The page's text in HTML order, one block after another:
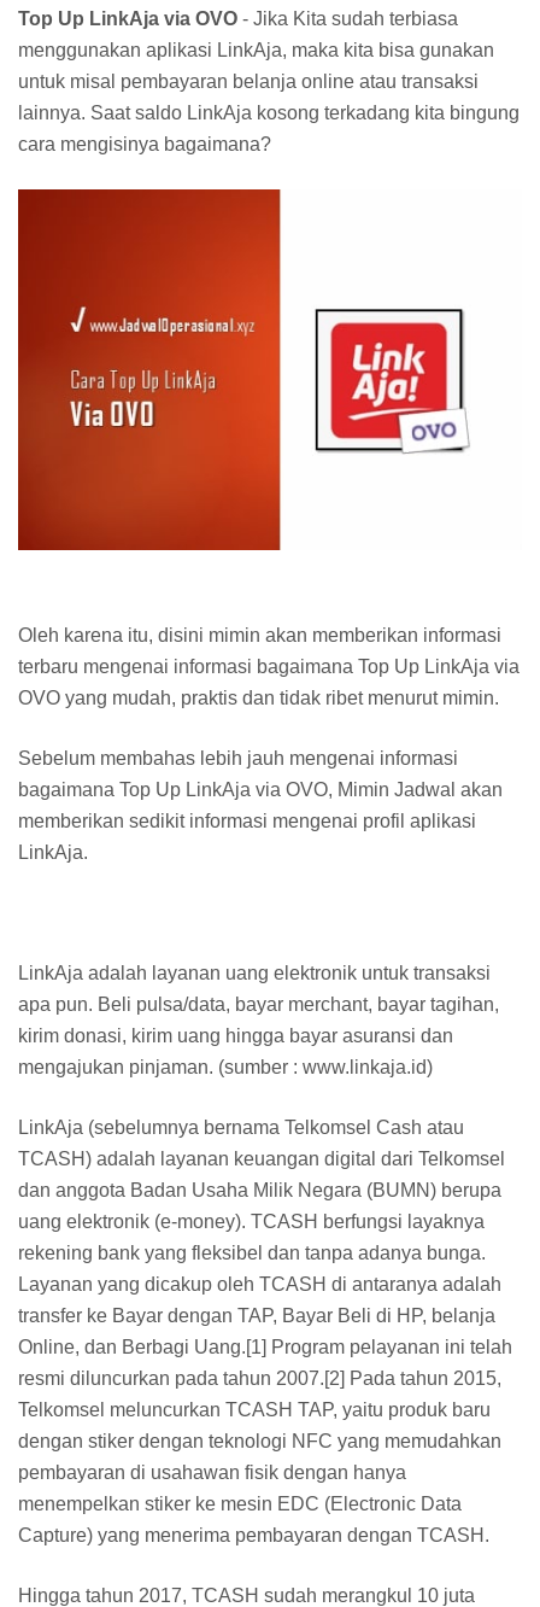
Top Up LinkAja via OVO - Jika Kita sudah terbiasa
menggunakan aplikasi LinkAja, maka kita bisa gunakan
untuk misal pembayaran belanja online atau transaksi
lainnya. Saat saldo LinkAja kosong terkadang kita bingung
cara mengisinya bagaimana?
Oleh karena itu, disini mimin akan memberikan informasi
terbaru mengenai informasi bagaimana Top Up LinkAja via
OVO yang mudah, praktis dan tidak ribet menurut mimin.
Sebelum membahas lebih jauh mengenai informasi
bagaimana Top Up LinkAja via OVO, Mimin Jadwal akan
memberikan sedikit informasi mengenai profil aplikasi
LinkAja.
LinkAja adalah layanan uang elektronik untuk transaksi
apa pun. Beli pulsa/data, bayar merchant, bayar tagihan,
kirim donasi, kirim uang hingga bayar asuransi dan
mengajukan pinjaman. (sumber : www.linkaja.id)
LinkAja (sebelumnya bernama Telkomsel Cash atau
TCASH) adalah layanan keuangan digital dari Telkomsel
dan anggota Badan Usaha Milik Negara (BUMN) berupa
uang elektronik (e-money). TCASH berfungsi layaknya
rekening bank yang fleksibel dan tanpa adanya bunga.
Layanan yang dicakup oleh TCASH di antaranya adalah
transfer ke Bayar dengan TAP, Bayar Beli di HP, belanja
Online, dan Berbagi Uang.[1] Program pelayanan ini telah
resmi diluncurkan pada tahun 2007.[2] Pada tahun 2015,
Telkomsel meluncurkan TCASH TAP, yaitu produk baru
dengan stiker dengan teknologi NFC yang memudahkan
pembayaran di usahawan fisik dengan hanya
menempelkan stiker ke mesin EDC (Electronic Data
Capture) yang menerima pembayaran dengan TCASH.
Hingga tahun 2017, TCASH sudah merangkul 10 juta